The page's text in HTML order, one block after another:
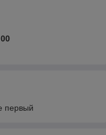
первый